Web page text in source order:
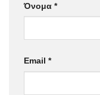
Όνομα *
Email *